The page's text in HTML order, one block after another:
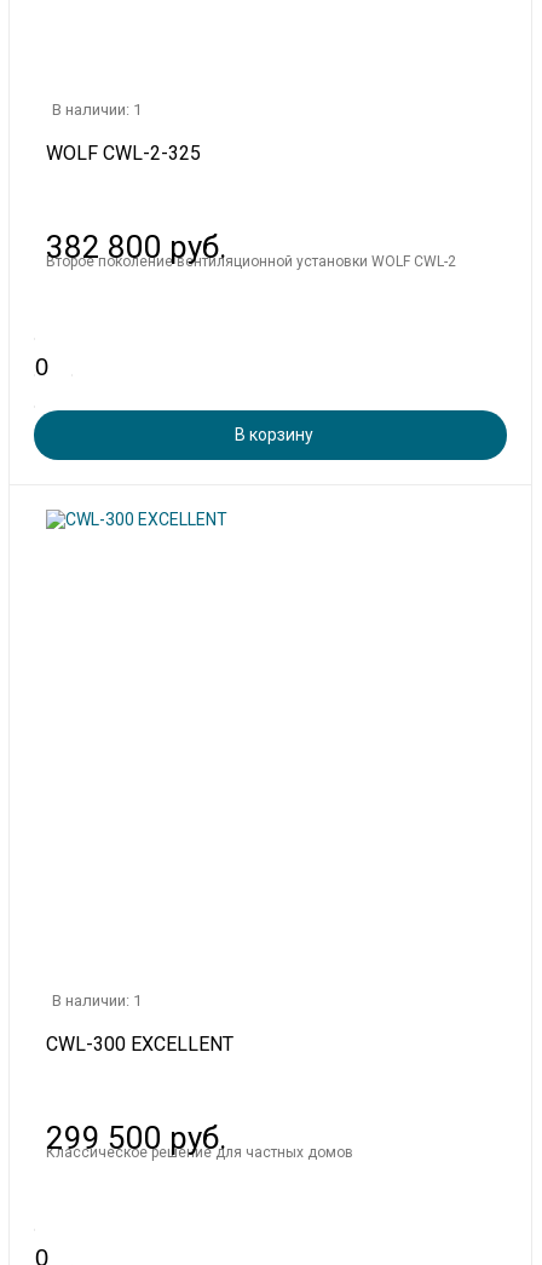
В наличии: 1
WOLF CWL-2-325
Второе поколение вентиляционной установки WOLF CWL-2
382 800 руб.
В корзину
В наличии: 1
CWL-300 EXCELLENT
Классическое решение для частных домов
299 500 руб.